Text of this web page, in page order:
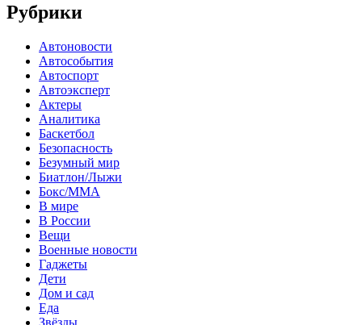
Рубрики
Автоновости
Автособытия
Автоспорт
Автоэксперт
Актеры
Аналитика
Баскетбол
Безопасность
Безумный мир
Биатлон/Лыжи
Бокс/MMA
В мире
В России
Вещи
Военные новости
Гаджеты
Дети
Дом и сад
Еда
Звёзды